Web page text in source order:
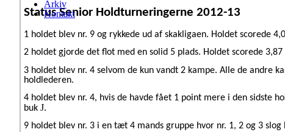
Arkiv
Kontakt
Status Senior Holdturneringerne 2012-13
1 holdet blev nr. 9 og rykkede ud af skakligaen. Holdet
2 holdet gjorde det flot med en solid 5 plads. Holdet scorede
3 holdet blev nr. 4 selvom de kun vandt 2 kampe. Alle de andre
holdlederen.
4 holdet blev nr. 4, hvis de havde fået 1 point mere i den sidste
buk J.
9 holdet blev nr. 3 i en tæt 4 mands gruppe hvor nr. 1, 2 og 3